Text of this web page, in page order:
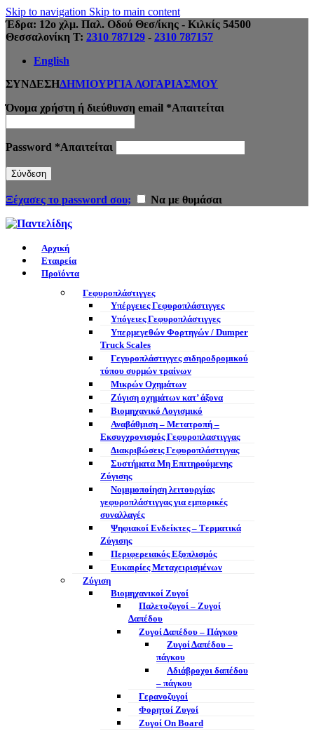
Skip to navigation Skip to main content
Έδρα: 12ο χλμ. Παλ. Οδού Θεσ/ίκης - Κιλκίς 54500
Θεσσαλονίκη Τ: 2310 787129 - 2310 787157
English
ΣΥΝΔΕΣΗΔΗΜΙΟΥΡΓΙΑ ΛΟΓΑΡΙΑΣΜΟΥ
Όνομα χρήστη ή διεύθυνση email *Απαιτείται
Password *Απαιτείται
Σύνδεση
Ξέχασες το password σου; Να με θυμάσαι
Αρχική
Εταιρεία
Προϊόντα
Γεφυροπλάστιγγες
Υπέργειες Γεφυροπλάστιγγες
Υπόγειες Γεφυροπλάστιγγες
Υπερμεγεθών Φορτηγών / Dumper
Truck Scales
Γεγυροπλάστιγγες σιδηροδρομικού
τύπου συρμών τραίνων
Μικρών Οχημάτων
Ζύγιση οχημάτων κατ’ άξονα
Βιομηχανικό Λογισμικό
Αναβάθμιση – Μετατροπή –
Εκσυγχρονισμός Γεφυροπλαστιγγας
Διακριβώσεις Γεφυροπλάστιγγας
Συστήματα Μη Επιτηρούμενης
Ζύγισης
Νομιμοποίηση λειτουργίας
γεφυροπλάστιγγας για εμπορικές
συναλλαγές
Ψηφιακοί Ενδείκτες – Tερματικά
Ζύγισης
Περιφερειακός Εξοπλισμός
Ευκαιρίες Μεταχειρισμένων
Ζύγιση
Βιομηχανικοί Ζυγοί
Παλετοζυγοί – Ζυγοί
Δαπέδου
Ζυγοί Δαπέδου – Πάγκου
Ζυγοί Δαπέδου –
πάγκου
Αδιάβροχοι δαπέδου
– πάγκου
Γερανοζυγοί
Φορητοί Ζυγοί
Ζυγοί On Board